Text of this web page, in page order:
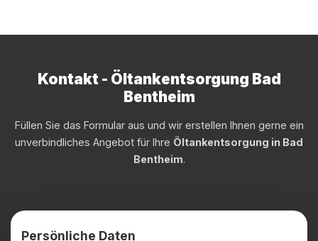
Kontakt - Öltankentsorgung Bad
Bentheim
Füllen Sie das Formular aus und wir erstellen Ihnen gerne ein
unverbindliches Angebot für Ihre Öltankentsorgung in Bad
Bentheim.
Persönliche Daten